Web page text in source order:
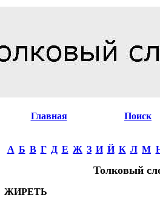
Главная Поиск
А Б В Г Д Е Ж З И Й К Л М
Толковый
ЖИРЕТЬ